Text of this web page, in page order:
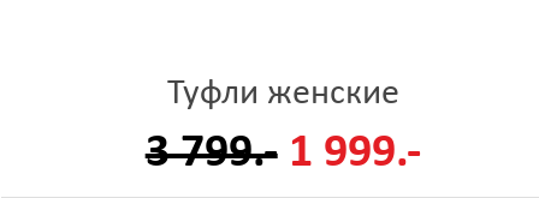
Туфли женские
3 799.- 1 999.-